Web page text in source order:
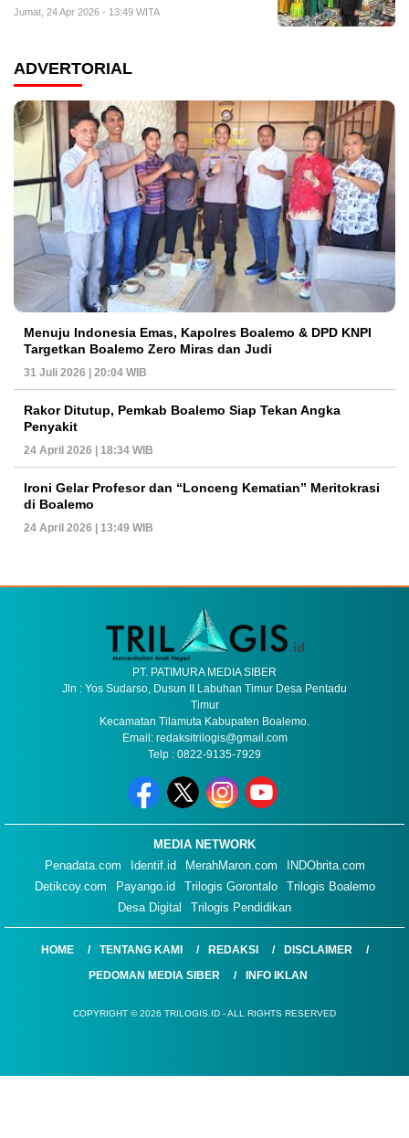
Jumat, 24 Apr 2026 - 13:49 WITA
ADVERTORIAL
Menuju Indonesia Emas, Kapolres Boalemo & DPD KNPI
Targetkan Boalemo Zero Miras dan Judi
31 Juli 2026 | 20:04 WIB
Rakor Ditutup, Pemkab Boalemo Siap Tekan Angka
Penyakit
24 April 2026 | 18:34 WIB
Ironi Gelar Profesor dan “Lonceng Kematian” Meritokrasi
di Boalemo
24 April 2026 | 13:49 WIB
PT. PATIMURA MEDIA SIBER
Jln : Yos Sudarso, Dusun II Labuhan Timur Desa Pentadu
Timur
Kecamatan Tilamuta Kabupaten Boalemo.
Email: redaksitrilogis@gmail.com
Telp : 0822-9135-7929
MEDIA NETWORK
Penadata.com
Identif.id MerahMaron.com
INDObrita.com
Detikcoy.com
Payango.id Trilogis Gorontalo
Trilogis Boalemo
Desa Digital
Trilogis Pendidikan
HOME TENTANG KAMI REDAKSI
DISCLAIMER
PEDOMAN MEDIA SIBER
INFO IKLAN
COPYRIGHT © 2026 TRILOGIS.ID - ALL RIGHTS RESERVED